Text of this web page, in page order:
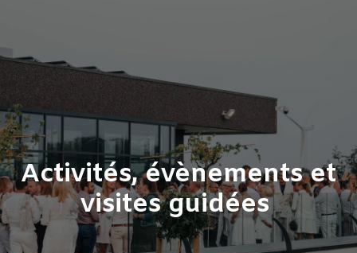
Activités, évènements et
visites guidées